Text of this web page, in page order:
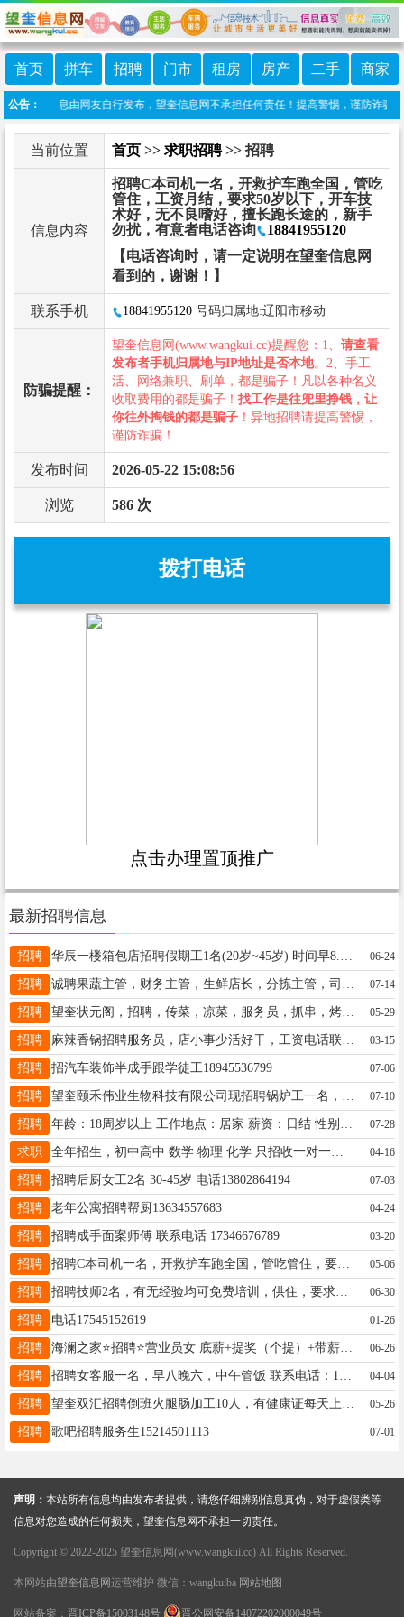
首页 拼车 招聘 门市 租房 房产 二手 商家
公告：
栏目信息由网友自行发布，望奎信息网不承担任何责任！提高警惕，谨防诈骗！
当前位置 首页 >> 求职招聘>> 招聘
信息内容
招聘C本司机一名，开救护车跑全国，管吃
管住，工资月结，要求50岁以下，开车技
术好，无不良嗜好，擅长跑长途的，新手
勿扰，有意者电话咨询
18841955120
【电话咨询时，请一定说明在望奎信息网
看到的，谢谢！】
联系手机 18841955120 号码归属地:辽阳市移动
防骗提醒：
望奎信息网(www.wangkui.cc)提醒您：1、 请查看
发布者手机归属地与IP地址是否本地。2、手工
活、网络兼职、刷单，都是骗子！凡以各种名义
收取费用的都是骗子！ 找工作是往兜里挣钱，让
你往外掏钱的都是骗子 ！异地招聘请提高警惕，
谨防诈骗！
发布时间 2026-05-22 15:08:56
浏览 586 次
拨打电话
点击办理置顶推广
最新招聘信息
招聘 06-24
招聘 07-14
招聘 望奎状元阁，招聘，传菜，凉菜，服务员，抓串，烤师，应聘电话13873544444 05-29
招聘 03-15
招聘 招汽车装饰半成手跟学徒工18945536799 07-06
招聘 07-10
招聘 07-28
求职 全年招生，初中高中 数学 物理 化学 只招收一对一，一对二，有多年教学经验解题方法和技巧 有独特研究 电话:17645505980（微信同步） 自己加微咨询 04-16
招聘 招聘后厨女工2名 30-45岁 电话13802864194 07-03
招聘 老年公寓招聘帮厨13634557683 04-24
招聘 招聘成手面案师傅 联系电话 17346676789 03-20
招聘 招聘C本司机一名，开救护车跑全国，管吃管住，要求50岁以下，技术好，擅长跑长途的，无不良嗜好，有意者电话咨询13591713120 05-06
招聘 招聘技师2名，有无经验均可免费培训，供住，要求女生，保底8000-1.2w，年龄20-35岁，身材苗条，电话同步微信15714556111 06-30
招聘 电话17545152619 01-26
招聘 海澜之家⭐招聘⭐营业员女 底薪+提奖（个提）+带薪休假 4天 每天工作7.5个小时 法定假日三薪 ，30周岁以内，已婚已育优先，有无经验均可，电话:19289730851 06-26
招聘 04-04
招聘 05-26
招聘 歌吧招聘服务生15214501113 07-01
声明： 本站所有信息均由发布者提供，请您仔细辨别信息真伪，对于虚假类等
信息对您造成的任何损失，望奎信息网不承担一切责任。
Copyright © 2022-2025 望奎信息网(www.wangkui.cc) All Rights Reserved.
本网站由望奎信息网 运营维护 微信：wangkuiba 网站地图
网站备案： 晋ICP备15003148号 晋公网安备14072202000049号